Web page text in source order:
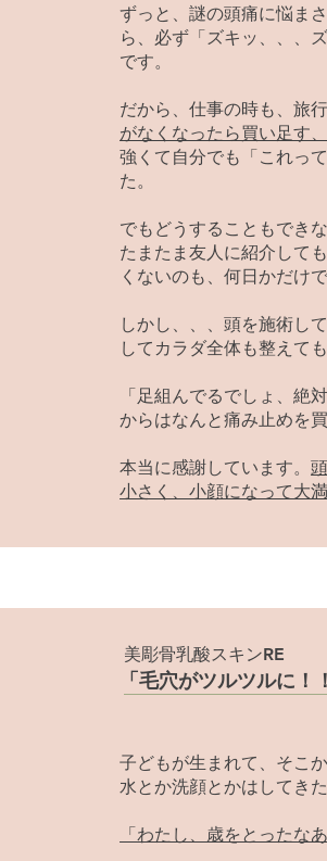
ずっと、謎の頭痛に悩ま
ら、必ず「ズキッ、、、
です。
だから、仕事の時も、旅
がなくなったら買い足す
強くて自分でも「これっ
た。
でもどうすることもでき
たまたま友人に紹介して
くないのも、何日かだけ
しかし、、、頭を施術し
してカラダ全体も整えて
「足組んでるでしょ、絶
からはなんと痛み止めを
​本当に感謝しています。
小さく、小顔になって大
美彫骨乳酸スキンRE
「毛穴がツルツルに！
子どもが生まれて、そこ
水とか洗顔とかはしてき
「わたし、歳をとったな